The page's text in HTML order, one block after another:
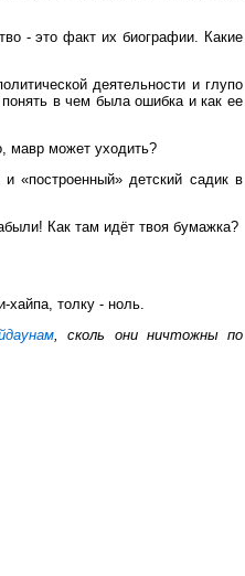
- это факт их биографии. Какие
деятельности и глупо
в чем была ошибка и как ее
мавр может уходить?
«построенный» детский садик в
Как там идёт твоя бумажка?
толку - ноль.
, сколь они ничтожны по